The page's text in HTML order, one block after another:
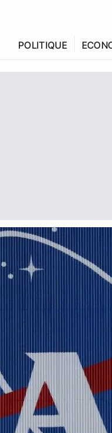
POLITIQUE